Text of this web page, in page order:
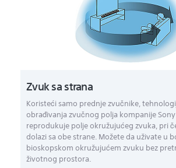
Zvuk sa strana
Koristeći samo prednje zvučnike,
obrađivanja zvučnog polja kompanije
reprodukuje polje okružujućeg zvuka, pri
dolazi sa obe strane. Možete da uživate u
bioskopskom okružujućem zvuku bez
životnog prostora.